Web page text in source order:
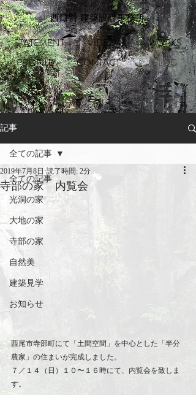
​西口賢 建築設計事務所
STATEMENT
PROFILE
VIDEO
CONTACT
WORKS
BLOG
記事
全ての記事
光洞の家
大地の家
寺部の家
自然美
建築見学
お知らせ
全ての記事
寺部の家 内覧会
2019年7月8日 読了時間: 2分
西尾市寺部町にて「土間空間」を中心とした「半分
農家」の住まいが完成しました。
７／１４（日）１０〜１６時にて、内覧会を致しま
す。